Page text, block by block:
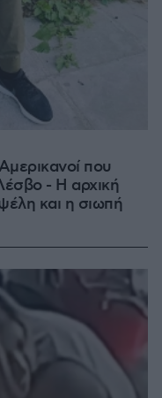
που
- Η αρχική
και η σιωπή